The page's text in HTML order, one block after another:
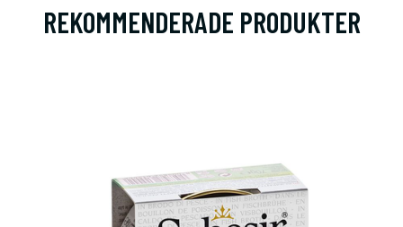
REKOMMENDERADE PRODUKTER